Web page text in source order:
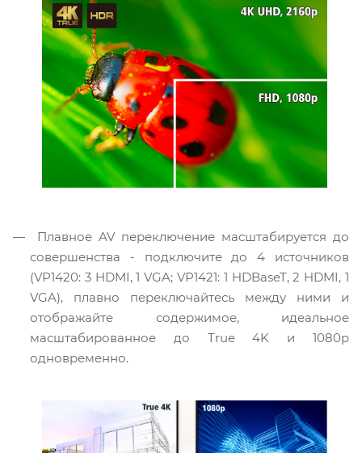
Плавное AV переключение масштабируется до
совершенства - подключите до 4 источников
(VP1420: 3 HDMI, 1 VGA; VP1421: 1 HDBaseT, 2 HDMI, 1
VGA), плавно переключайтесь между ними и
отображайте содержимое, идеальное
масштабированное до True 4K и 1080p
одновременно.